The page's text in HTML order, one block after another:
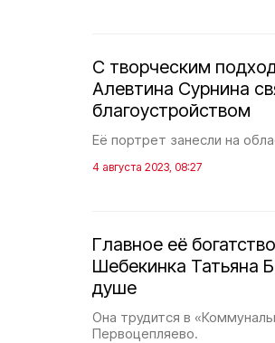
С творческим
Алевтина Сурнина
благоустройством
Её портрет занесли на
4 августа 2023, 08:27
Главное её
Шебекинка Татьяна
душе
Она трудится в
Первоцепляево.